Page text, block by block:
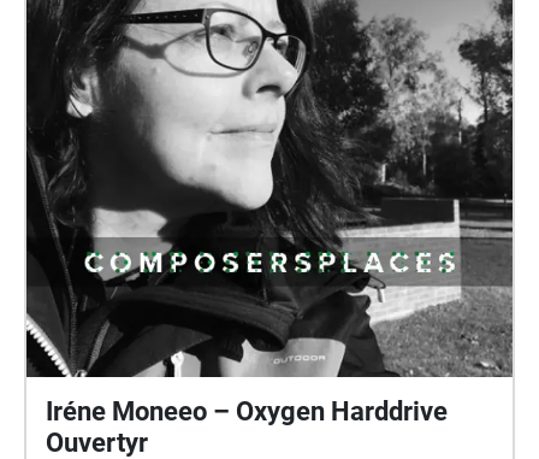
Iréne Moneeo – Oxygen Harddrive
Ouvertyr